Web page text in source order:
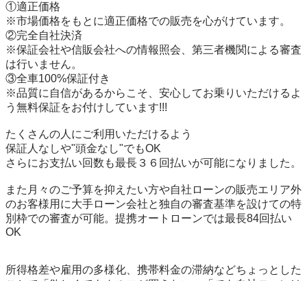
①適正価格
※市場価格をもとに適正価格での販売を心がけています。
②完全自社決済
※保証会社や信販会社への情報照会、第三者機関による審査
は行いません。
③全車100%保証付き
※品質に自信があるからこそ、安心してお乗りいただけるよ
う無料保証をお付けしています!!!
たくさんの人にご利用いただけるよう
保証人なしや"頭金なし"でもOK
さらにお支払い回数も最長３６回払いが可能になりました。
また月々のご予算を抑えたい方や自社ローンの販売エリア外
のお客様用に大手ローン会社と独自の審査基準を設けての特
別枠での審査が可能。提携オートローンでは最長84回払い
OK
所得格差や雇用の多様化、携帯料金の滞納などちょっとした